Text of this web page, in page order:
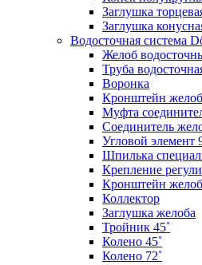
Заглушка
Заглушка
Водосточная система
Желоб
Труба
Воронка
Кронштейн
Муфта
Соединитель
Угловой элемент
Шпилька
Крепление
Кронштейн
Коллектор
Заглушка желоба
Тройник 45˚
Колено 45˚
Колено 72˚